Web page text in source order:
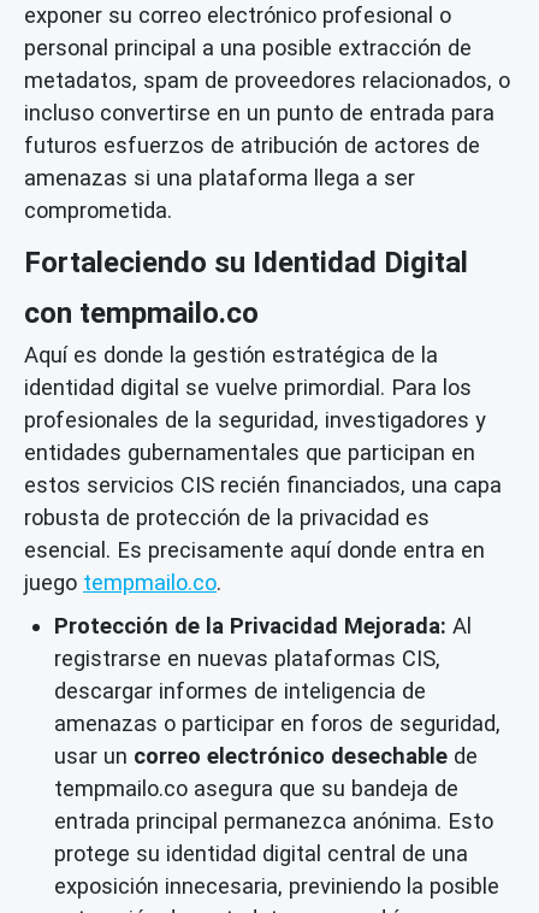
exponer su correo electrónico profesional o
personal principal a una posible extracción de
metadatos, spam de proveedores relacionados, o
incluso convertirse en un punto de entrada para
futuros esfuerzos de atribución de actores de
amenazas si una plataforma llega a ser
comprometida.
Fortaleciendo su Identidad Digital
con tempmailo.co
Aquí es donde la gestión estratégica de la
identidad digital se vuelve primordial. Para los
profesionales de la seguridad, investigadores y
entidades gubernamentales que participan en
estos servicios CIS recién financiados, una capa
robusta de protección de la privacidad es
esencial. Es precisamente aquí donde entra en
juego tempmailo.co.
Protección de la Privacidad Mejorada: Al
registrarse en nuevas plataformas CIS,
descargar informes de inteligencia de
amenazas o participar en foros de seguridad,
usar un correo electrónico desechable de
tempmailo.co asegura que su bandeja de
entrada principal permanezca anónima. Esto
protege su identidad digital central de una
exposición innecesaria, previniendo la posible